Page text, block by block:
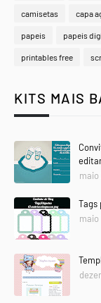
camisetas capa
papeis papeis
printables free
KITS MAIS
maio
Tags
maio